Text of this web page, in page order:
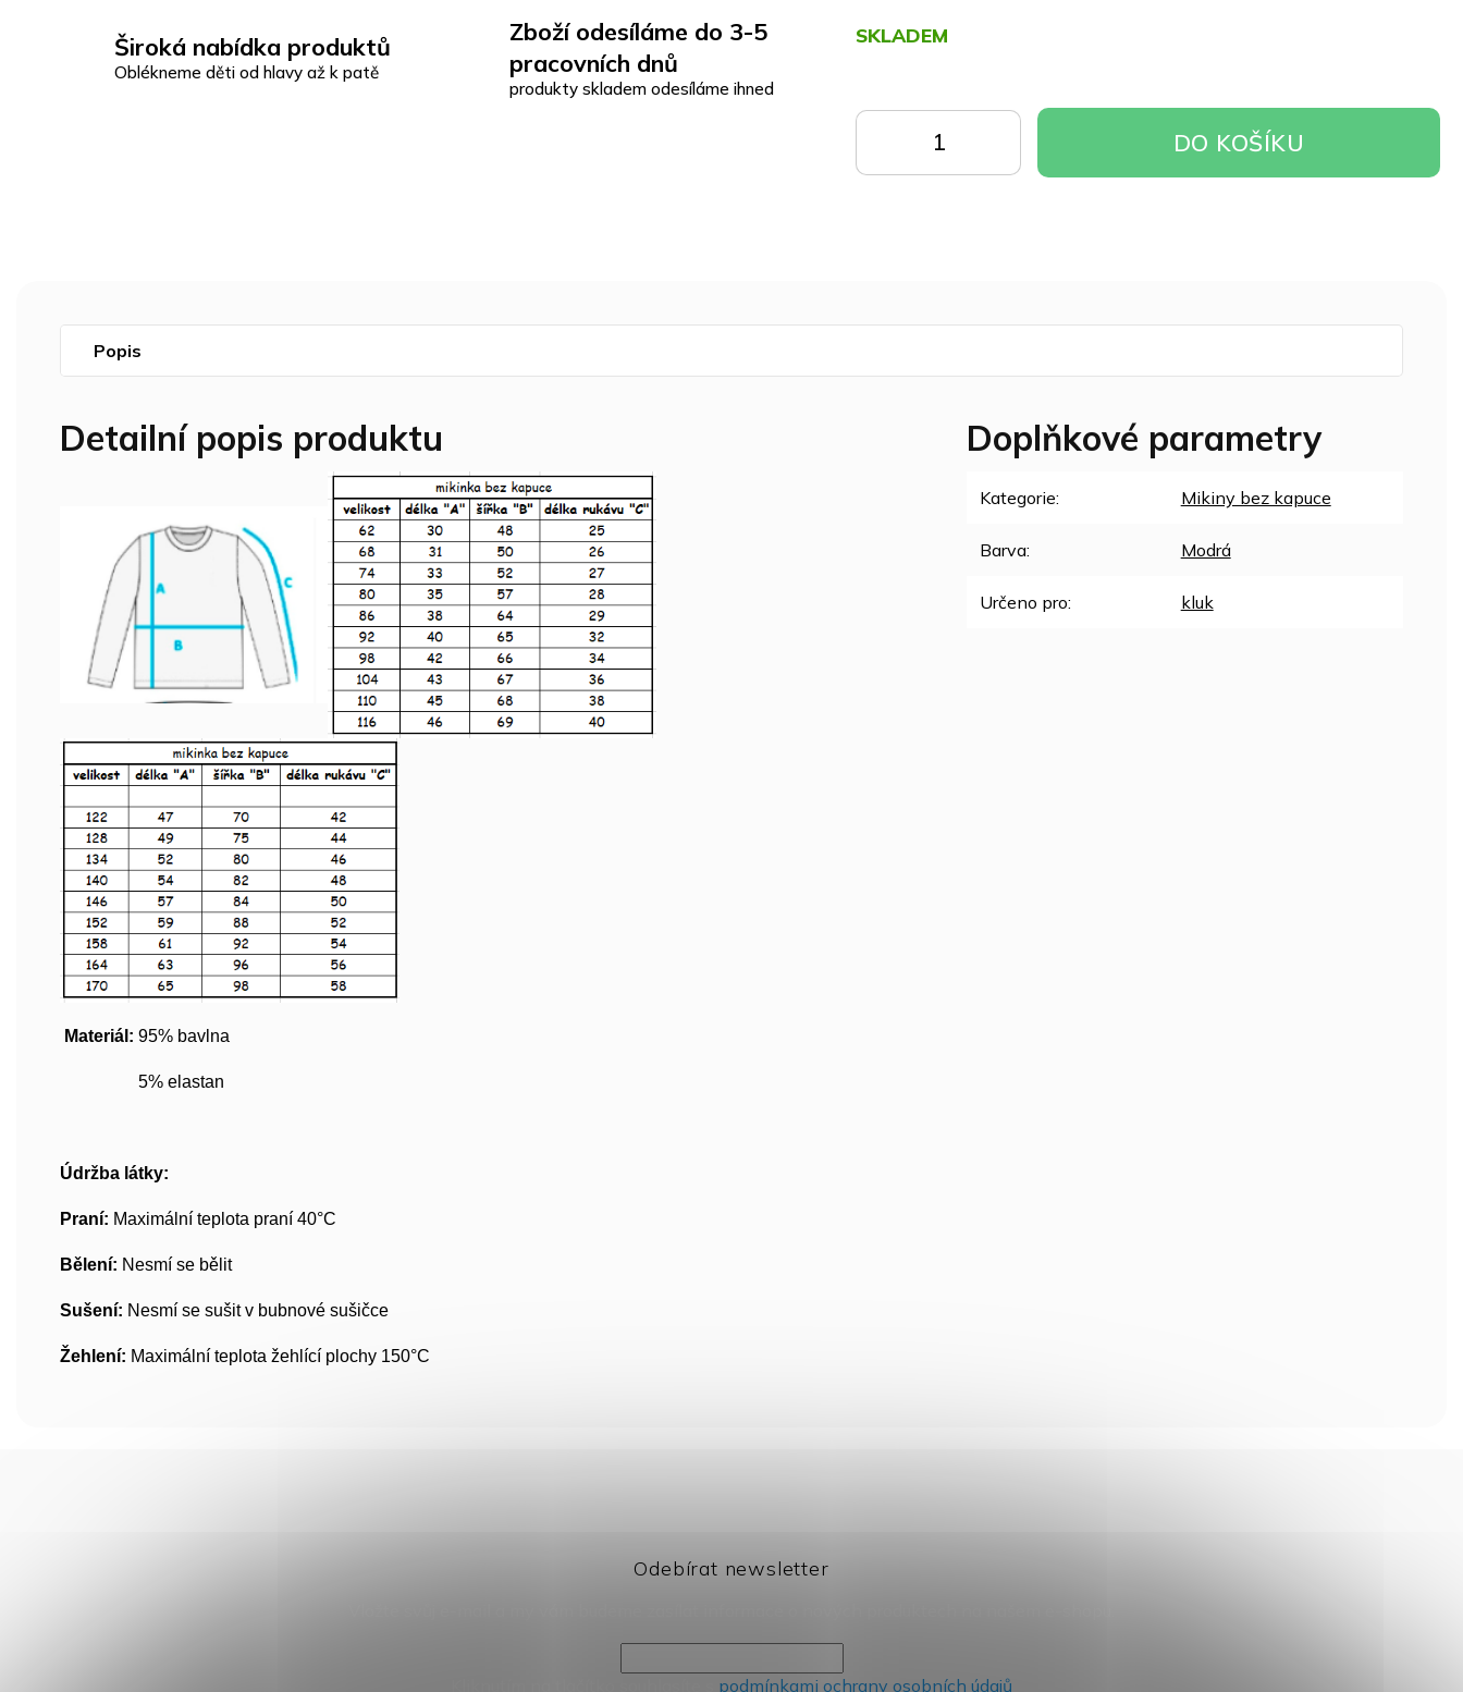
Široká nabídka produktů
Oblékneme děti od hlavy až k patě
Zboží odesíláme do 3-5
pracovních dnů
produkty skladem odesíláme ihned
SKLADEM
DO KOŠÍKU
Popis
Detailní popis produktu
Materiál: 95% bavlna
5% elastan
Údržba látky:
Praní: Maximální teplota praní 40°C
Bělení: Nesmí se bělit
Sušení: Nesmí se sušit v bubnové sušičce
Žehlení: Maximální teplota žehlící plochy 150°C
Doplňkové parametry
Kategorie: Mikiny bez kapuce
Barva: Modrá
Určeno pro: kluk
Odebírat newsletter
podmínkami ochrany osobních údajů